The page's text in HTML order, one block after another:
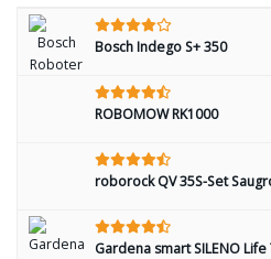
Bosch Indego S+ 350
ROBOMOW RK1000
roborock QV 35S-Set
Gardena smart SILENO Life